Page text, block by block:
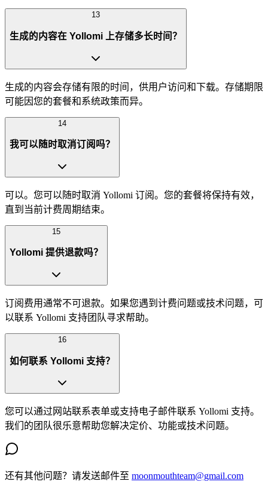
13
生成的内容在 Yollomi 上存储多长时间？
生成的内容会存储有限的时间，供用户访问和下载。存储期限
可能因您的套餐和系统政策而异。
14
我可以随时取消订阅吗？
可以。您可以随时取消 Yollomi 订阅。您的套餐将保持有效，
直到当前计费周期结束。
15
Yollomi 提供退款吗？
订阅费用通常不可退款。如果您遇到计费问题或技术问题，可
以联系 Yollomi 支持团队寻求帮助。
16
如何联系 Yollomi 支持？
您可以通过网站联系表单或支持电子邮件联系 Yollomi 支持。
我们的团队很乐意帮助您解决定价、功能或技术问题。
还有其他问题？请发送邮件至 moonmouthteam@gmail.com